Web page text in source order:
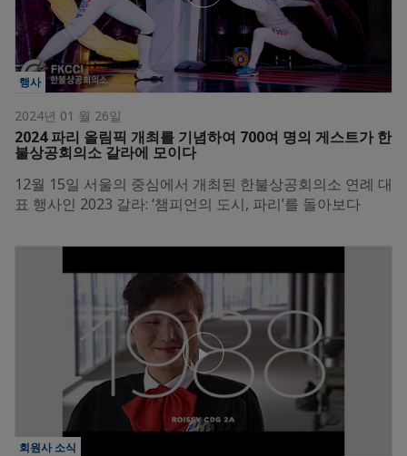
행사
2024년 01 월 26일
2024 파리 올림픽 개최를 기념하여 700여 명의 게스트가 한
불상공회의소 갈라에 모이다
12월 15일 서울의 중심에서 개최된 한불상공회의소 연례 대
표 행사인 2023 갈라: ‘챔피언의 도시, 파리’를 돌아보다
회원사 소식